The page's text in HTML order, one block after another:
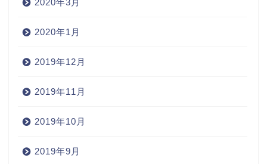
2020年1月
2019年12月
2019年11月
2019年10月
2019年9月